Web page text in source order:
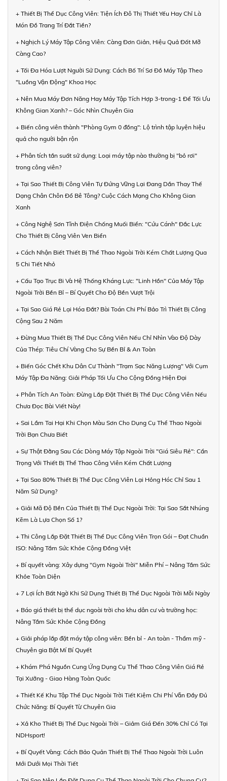
+ Thiết Bị Thể Dục Công Viên: Tiện Ích Đô Thị Thiết Yếu Hay Chỉ Là
Món Đồ Trang Trí Đắt Tiền?
+ Nghịch Lý Máy Tập Công Viên: Càng Đơn Giản, Hiệu Quả Đốt Mỡ
Càng Cao?
+ Tối Đa Hóa Lượt Người Sử Dụng: Cách Bố Trí Sơ Đồ Máy Tập Theo
"Luồng Vận Động" Khoa Học
+ Nên Mua Máy Đơn Năng Hay Máy Tập Tích Hợp 3-trong-1 Để Tối Ưu
Không Gian Xanh? – Góc Nhìn Chuyên Gia
+ Biến công viên thành "Phòng Gym 0 đồng": Lộ trình tập luyện hiệu
quả cho người bận rộn
+ Phân tích tần suất sử dụng: Loại máy tập nào thường bị "bỏ rơi"
trong công viên?
+ Tại Sao Thiết Bị Công Viên Tự Đứng Vững Lại Đang Dần Thay Thế
Dạng Chân Chôn Đổ Bê Tông? Cuộc Cách Mạng Cho Không Gian
Xanh
+ Công Nghệ Sơn Tĩnh Điện Chống Muối Biển: "Cứu Cánh" Đắc Lực
Cho Thiết Bị Công Viên Ven Biển
+ Cách Nhận Biết Thiết Bị Thể Thao Ngoài Trời Kém Chất Lượng Qua
5 Chi Tiết Nhỏ
+ Cấu Tạo Trục Bi Và Hệ Thống Kháng Lực: "Linh Hồn" Của Máy Tập
Ngoài Trời Bền Bỉ – Bí Quyết Cho Độ Bền Vượt Trội
+ Tại Sao Giá Rẻ Lại Hóa Đắt? Bài Toán Chi Phí Bảo Trì Thiết Bị Công
Cộng Sau 2 Năm
+ Đừng Mua Thiết Bị Thể Dục Công Viên Nếu Chỉ Nhìn Vào Độ Dày
Của Thép: Tiêu Chí Vàng Cho Sự Bền Bỉ & An Toàn
+ Biến Góc Chết Khu Dân Cư Thành "Trạm Sạc Năng Lượng" Với Cụm
Máy Tập Đa Năng: Giải Pháp Tối Ưu Cho Cộng Đồng Hiện Đại
+ Phân Tích An Toàn: Đừng Lắp Đặt Thiết Bị Thể Dục Công Viên Nếu
Chưa Đọc Bài Viết Này!
+ Sai Lầm Tai Hại Khi Chọn Màu Sơn Cho Dụng Cụ Thể Thao Ngoài
Trời Bạn Chưa Biết
+ Sự Thật Đằng Sau Các Dòng Máy Tập Ngoài Trời "Giá Siêu Rẻ": Cẩn
Trọng Với Thiết Bị Thể Thao Công Viên Kém Chất Lượng
+ Tại Sao 80% Thiết Bị Thể Dục Công Viên Lại Hỏng Hóc Chỉ Sau 1
Năm Sử Dụng?
+ Giải Mã Độ Bền Của Thiết Bị Thể Dục Ngoài Trời: Tại Sao Sắt Nhúng
Kẽm Là Lựa Chọn Số 1?
+ Thi Công Lắp Đặt Thiết Bị Thể Dục Công Viên Trọn Gói – Đạt Chuẩn
ISO: Nâng Tầm Sức Khỏe Cộng Đồng Việt
+ Bí quyết vàng: Xây dựng "Gym Ngoài Trời" Miễn Phí – Nâng Tầm Sức
Khỏe Toàn Diện
+ 7 Lợi Ích Bất Ngờ Khi Sử Dụng Thiết Bị Thể Dục Ngoài Trời Mỗi Ngày
+ Báo giá thiết bị thể dục ngoài trời cho khu dân cư và trường học:
Nâng Tầm Sức Khỏe Cộng Đồng
+ Giải pháp lắp đặt máy tập công viên: Bền bỉ - An toàn - Thẩm mỹ -
Chuyên gia Bật Mí Bí Quyết
+ Khám Phá Nguồn Cung Ứng Dụng Cụ Thể Thao Công Viên Giá Rẻ
Tại Xưởng - Giao Hàng Toàn Quốc
+ Thiết Kế Khu Tập Thể Dục Ngoài Trời Tiết Kiệm Chi Phí Vẫn Đầy Đủ
Chức Năng: Bí Quyết Từ Chuyên Gia
+ Xả Kho Thiết Bị Thể Dục Ngoài Trời – Giảm Giá Đến 30% Chỉ Có Tại
NDHsport!
+ Bí Quyết Vàng: Cách Bảo Quản Thiết Bị Thể Thao Ngoài Trời Luôn
Mới Dưới Mọi Thời Tiết